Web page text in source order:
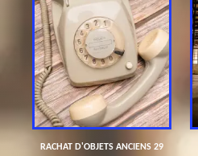
RACHAT D'OBJETS ANCIENS 29